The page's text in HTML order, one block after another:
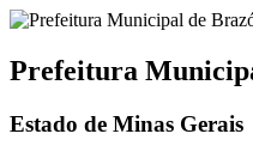
Prefeitura
Estado de Minas Gerais